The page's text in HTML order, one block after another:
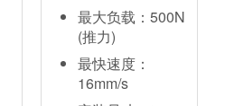
最大负载：500N
(推力)
最快速度：
16mm/s